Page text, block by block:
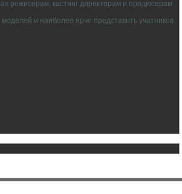
режисерам, кастинг директорам и продюсерам
и наиболее ярче представить учатников